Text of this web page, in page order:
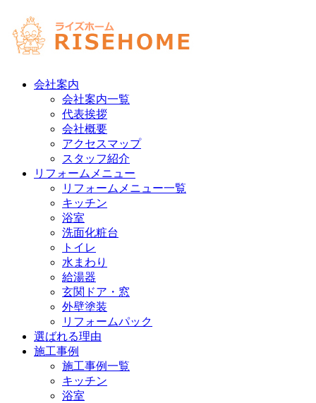
会社案内
会社案内一覧
代表挨拶
会社概要
アクセスマップ
スタッフ紹介
リフォームメニュー
リフォームメニュー一覧
キッチン
浴室
洗面化粧台
トイレ
水まわり
給湯器
玄関ドア・窓
外壁塗装
リフォームパック
選ばれる理由
施工事例
施工事例一覧
キッチン
浴室